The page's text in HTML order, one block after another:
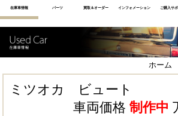
在庫車情報 パーツ 買取＆オーダー インフォメーション ご購入サ
ホー
ミツオカ ビュート
車両価格 制作中